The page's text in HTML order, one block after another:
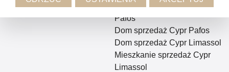
Mieszkanie sprzedaż Cypr
Pafos
Dom sprzedaż Cypr Pafos
Dom sprzedaż Cypr Limassol
Mieszkanie sprzedaż Cypr
Limassol